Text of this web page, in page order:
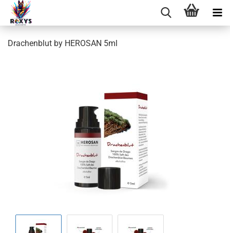
Drachenblut by HEROSAN 5ml